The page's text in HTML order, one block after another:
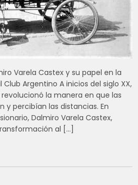
Varela Castex y su papel en la
Argentino A inicios del siglo XX,
la manera en que las
y percibían las distancias. En
Dalmiro Varela Castex,
al […]